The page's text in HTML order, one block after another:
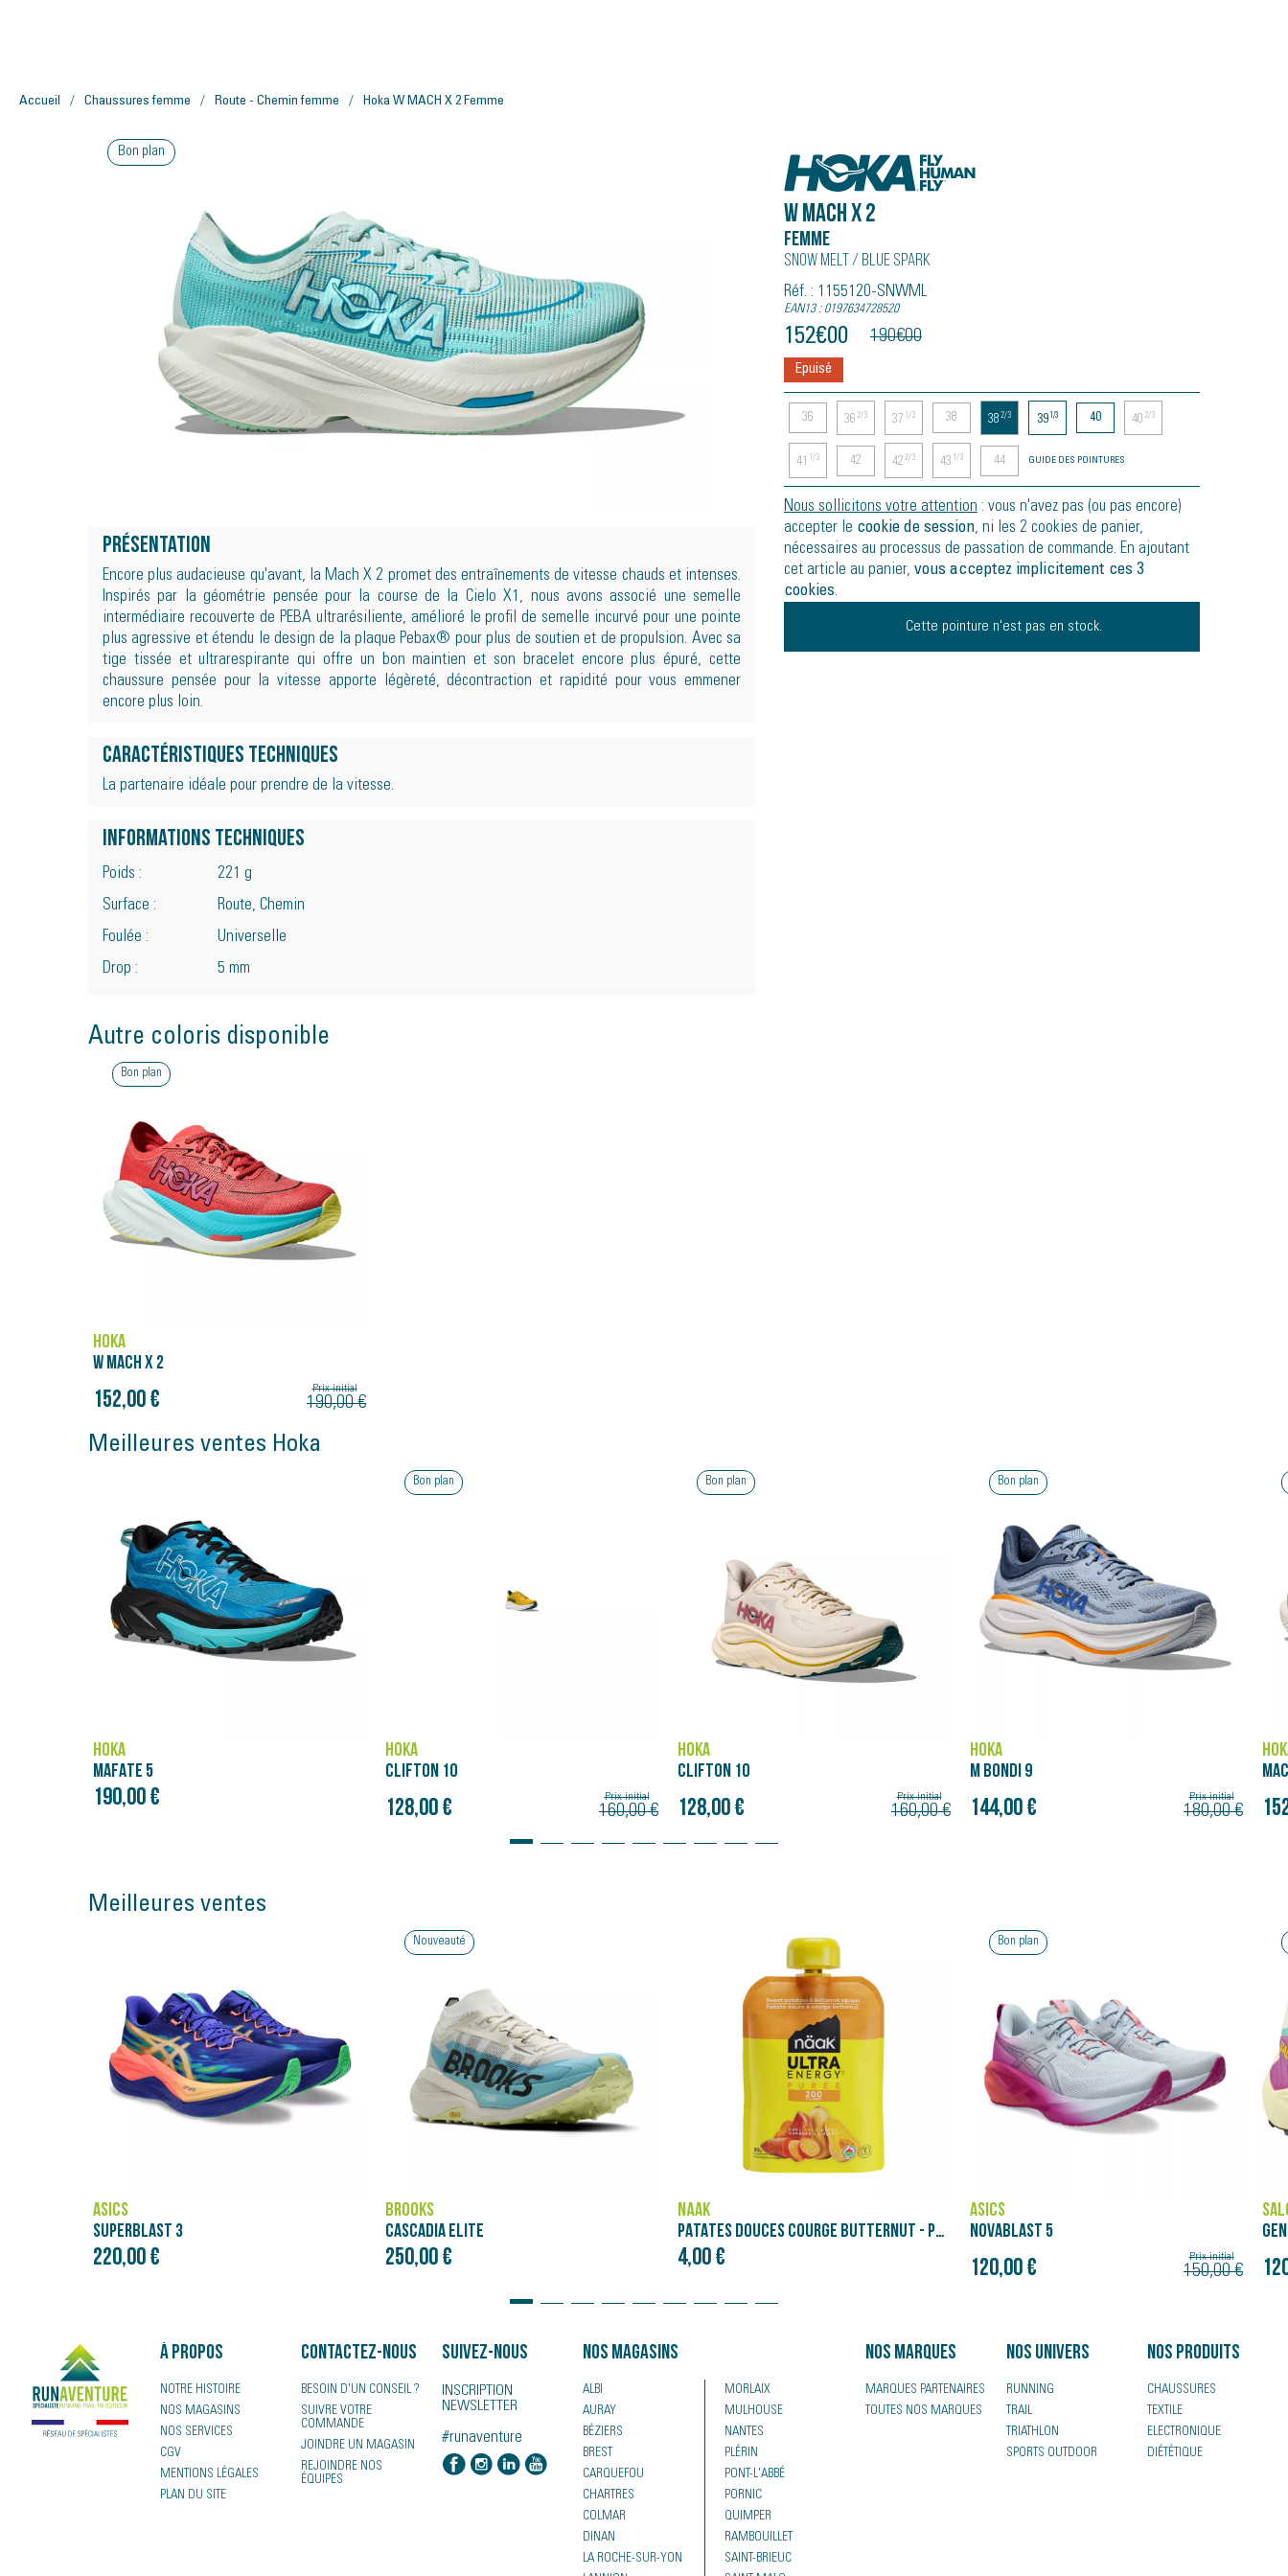
Accueil Chaussures femme Route - Chemin femme Hoka W MACH X 2 Femme
Hoka
W MACH X 2
Femme
Snow Melt / Blue Spark
Réf. : 1155120-SNWML
EAN13 : 0197634728520
152€00 190€00
Epuisé
36 362/3 37 1/3 38 382/3 39 1/3 40 402/3
41 1/3 42 422/3 43 1/3 44 GUIDE DES POINTURES
Nous sollicitons votre attention : vous n'avez pas (ou pas encore)
accepter le cookie de session, ni les 2 cookies de panier,
nécessaires au processus de passation de commande. En ajoutant
cet article au panier, vous acceptez implicitement ces 3
cookies.
Cette pointure n'est pas en stock.
Bon plan
Présentation
Encore plus audacieuse qu'avant, la Mach X 2 promet des entraînements de vitesse chauds et intenses.
Inspirés par la géométrie pensée pour la course de la Cielo X1, nous avons associé une semelle
intermédiaire recouverte de PEBA ultrarésiliente, amélioré le profil de semelle incurvé pour une pointe
plus agressive et étendu le design de la plaque Pebax® pour plus de soutien et de propulsion. Avec sa
tige tissée et ultrarespirante qui offre un bon maintien et son bracelet encore plus épuré, cette
chaussure pensée pour la vitesse apporte légèreté, décontraction et rapidité pour vous emmener
encore plus loin.
Caractéristiques techniques
La partenaire idéale pour prendre de la vitesse.
Informations techniques
Poids :
221 g
Surface :
Route, Chemin
Foulée :
Universelle
Drop :
5 mm
Autre coloris disponible
Bon plan
HOKA
W MACH X 2
152,00 € Prix initial
190,00 €
Meilleures ventes Hoka
Prix initial
160,00 €
Prix initial
160,00 €
Prix initial
180,00 €
Meilleures ventes
PATATES DOUCES COURGE BUTTERNUT - PURÉE NÄAK ULTRA ENERGY™ (90G)
NOVABLAST 5
120,00 €
À propos
NOTRE HISTOIRE
NOS MAGASINS
NOS SERVICES
CGV
MENTIONS LÉGALES
PLAN DU SITE
Contactez-nous
BESOIN D'UN CONSEIL ?
SUIVRE VOTRE
COMMANDE
JOINDRE UN MAGASIN
REJOINDRE NOS
ÉQUIPES
Suivez-nous
INSCRIPTION
NEWSLETTER
#runaventure
Nos magasins
ALBI
AURAY
BÉZIERS
BREST
CARQUEFOU
CHARTRES
COLMAR
DINAN
LA ROCHE-SUR-YON
MORLAIX
MULHOUSE
NANTES
PLÉRIN
PONT-L'ABBÉ
PORNIC
QUIMPER
RAMBOUILLET
SAINT-BRIEUC
Nos marques
MARQUES PARTENAIRES
TOUTES NOS MARQUES
Nos univers
RUNNING
TRAIL
TRIATHLON
SPORTS OUTDOOR
Nos produits
CHAUSSURES
TEXTILE
ELECTRONIQUE
DIÉTÉTIQUE